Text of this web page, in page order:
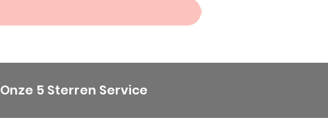
Onze 5 Sterren Service